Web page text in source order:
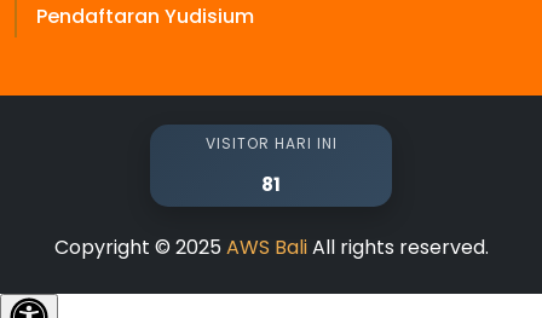
Pendaftaran Yudisium
VISITOR HARI INI
81
Copyright © 2025AWS BaliAll rights reserved.